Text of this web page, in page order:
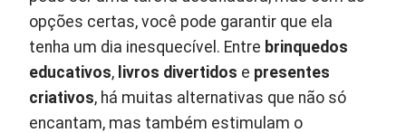
opções certas, você pode garantir que ela
tenha um dia inesquecível. Entre brinquedos
educativos, livros divertidos e presentes
criativos, há muitas alternativas que não só
encantam, mas também estimulam o